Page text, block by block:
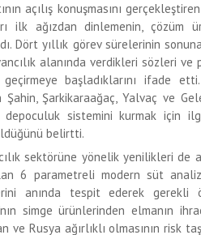
açılış konuşmasını
ilk ağızdan dinlemenin, çözüm
Dört yıllık görev sürelerinin
alanında verdikleri sözleri
başladıklarını ifade
Şahin, Şarkikaraağaç, Yalvaç ve
depoculuk sistemini kurmak için
belirtti.
sektörüne yönelik yenilikleri de
6 parametreli modern süt analiz
anında tespit ederek gerekli
simge ürünlerinden elmanın
ve Rusya ağırlıklı olmasının risk